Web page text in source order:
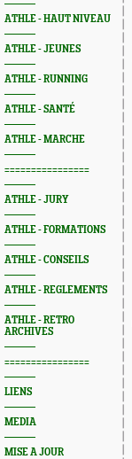
ATHLE - HAUT NIVEAU
ATHLE - JEUNES
ATHLE - RUNNING
ATHLE - SANTÉ
ATHLE - MARCHE
================
ATHLE - JURY
ATHLE - FORMATIONS
ATHLE - CONSEILS
ATHLE - REGLEMENTS
ATHLE - RETRO
ARCHIVES
================
LIENS
MEDIA
MISE A JOUR